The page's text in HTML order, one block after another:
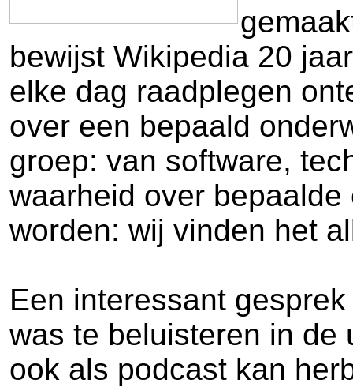
bewijst Wikipedia 20
elke dag raadplegen
over een bepaald
groep: van software,
waarheid over
worden: wij vinden het
Een interessant
was te beluisteren in de
ook als podcast kan